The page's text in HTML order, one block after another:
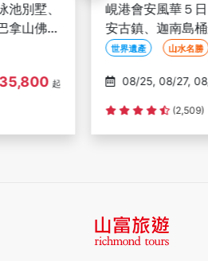
別墅、
拿山佛手
起
峴港會安風華５
安古鎮、迦南島
式洗頭、全程五
世界遺產 山水名勝
(2,509)